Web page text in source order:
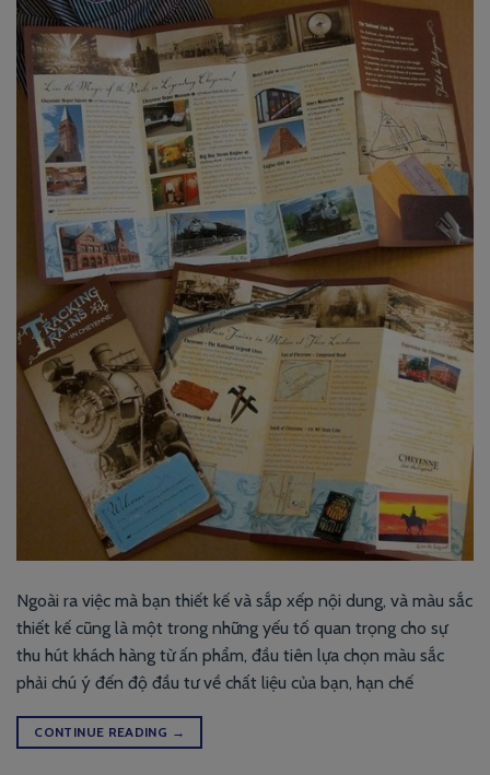
Ngoài ra việc mà bạn thiết kế và sắp xếp nội dung, và màu sắc
thiết kế cũng là một trong những yếu tố quan trọng cho sự
thu hút khách hàng từ ấn phẩm, đầu tiên lựa chọn màu sắc
phải chú ý đến độ đầu tư về chất liệu của bạn, hạn chế
CONTINUE READING →